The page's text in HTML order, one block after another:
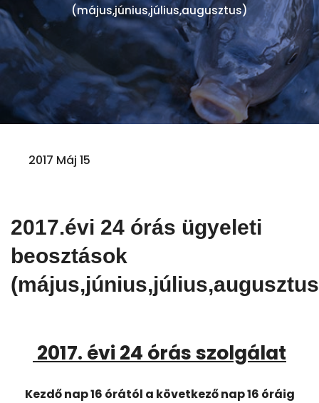
(május,június,július,augusztus)
2017 Máj 15
2017.évi 24 órás ügyeleti
beosztások
2017. évi 24 órás szolgálat
Kezdő nap 16 órától a következő nap 16 óráig